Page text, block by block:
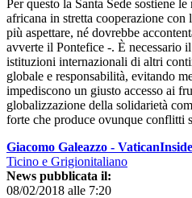
Per questo la Santa Sede sostiene
africana in stretta cooperazione
più aspettare, né dovrebbe
avverte il Pontefice -. È necessario
istituzioni internazionali di altri
globale e responsabilità, evitando
impediscono un giusto accesso ai
globalizzazione della solidarietà
forte che produce ovunque conflitti
Giacomo Galeazzo -
Ticino e Grigionitaliano
News pubblicata il:
08/02/2018 alle 7:20